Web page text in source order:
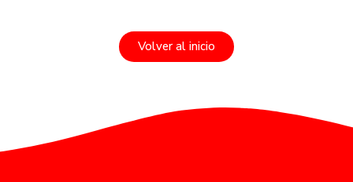
Volver al inicio